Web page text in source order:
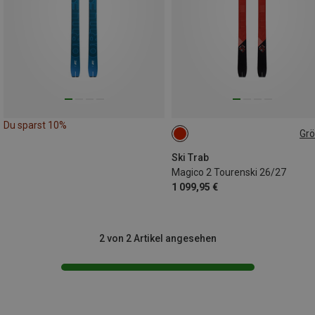
Du sparst 10%
Ski Trab
Magico 2 Tourenski 26/27
1 099,95 €
157CM
2 von 2 Artikel angesehen